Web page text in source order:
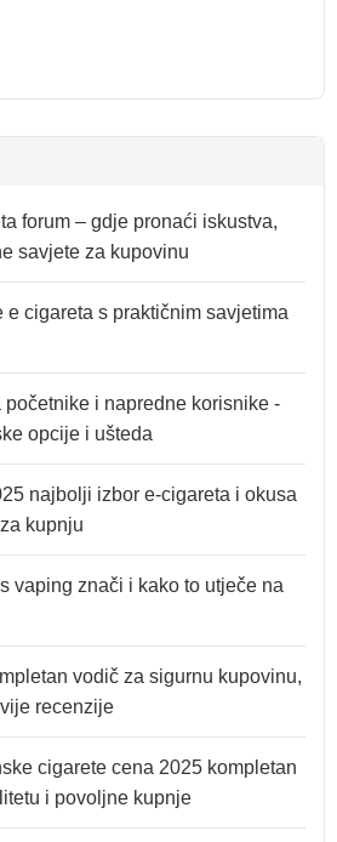
forum – gdje pronaći iskustva,
savjete za kupovinu
e cigareta s praktičnim savjetima
i napredne korisnike -
opcije i ušteda
najbolji izbor e-cigareta i okusa
kupnju
vaping znači i kako to utječe na
vodič za sigurnu kupovinu,
recenzije
cigarete cena 2025 kompletan
i povoljne kupnje